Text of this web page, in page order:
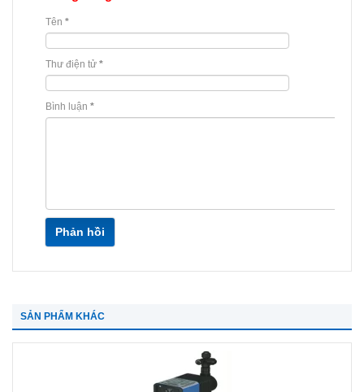
Tên *
Thư điện tử *
Bình luận *
Phản hồi
SẢN PHẨM KHÁC